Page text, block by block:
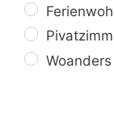
Woanders